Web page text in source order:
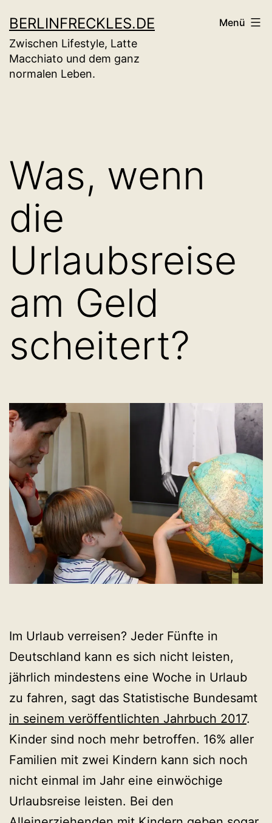
Inhalt
springen
BERLINFRECKLES.DE
Zwischen Lifestyle, Latte
Macchiato und dem ganz
normalen Leben.
Menü
Was, wenn
die
Urlaubsreise
am Geld
scheitert?
Im Urlaub verreisen? Jeder Fünfte in
Deutschland kann es sich nicht leisten,
jährlich mindestens eine Woche in Urlaub
zu fahren, sagt das Statistische Bundesamt
in seinem veröffentlichten Jahrbuch 2017.
Kinder sind noch mehr betroffen. 16% aller
Familien mit zwei Kindern kann sich noch
nicht einmal im Jahr eine einwöchige
Urlaubsreise leisten. Bei den